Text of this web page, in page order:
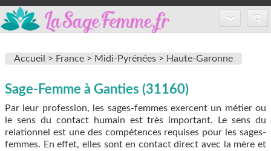
Inscription
FAQ
Accueil > France > Midi-Pyrénées > Haute-Garonne
Sage-Femme à Ganties (31160)
Par leur profession, les sages-femmes exercent un métier ou
le sens du contact humain est très important. Le sens du
relationnel est une des compétences requises pour les sages-
femmes. En effet, elles sont en contact direct avec la mère et